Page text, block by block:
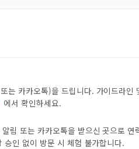
는 카카오톡)을 드립니다. 가이드라
에서 확인하세요.
림 또는 카카오톡을 받으신 곳으로 연
인 없이 방문 시 체험 불가합니다.